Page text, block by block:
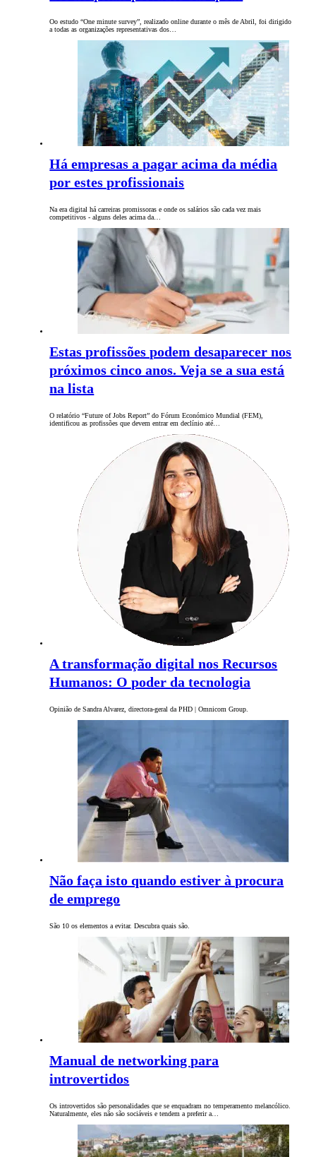
Oo estudo “One minute survey”, realizado online durante o mês de Abril, foi dirigido
a todas as organizações representativas dos…
Há empresas a pagar acima da média
por estes profissionais
Na era digital há carreiras promissoras e onde os salários são cada vez mais
competitivos - alguns deles acima da…
Estas profissões podem desaparecer nos
próximos cinco anos. Veja se a sua está
na lista
O relatório “Future of Jobs Report” do Fórum Económico Mundial (FEM),
identificou as profissões que devem entrar em declínio até…
A transformação digital nos Recursos
Humanos: O poder da tecnologia
Opinião de Sandra Alvarez, directora-geral da PHD | Omnicom Group.
Não faça isto quando estiver à procura
de emprego
São 10 os elementos a evitar. Descubra quais são.
Manual de networking para
introvertidos
Os introvertidos são personalidades que se enquadram no temperamento melancólico.
Naturalmente, eles não são sociáveis e tendem a preferir a…